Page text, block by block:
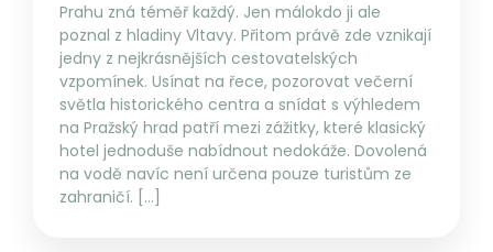
Prahu zná téměř každý. Jen málokdo ji ale
poznal z hladiny Vltavy. Přitom právě zde vznikají
jedny z nejkrásnějších cestovatelských
vzpomínek. Usínat na řece, pozorovat večerní
světla historického centra a snídat s výhledem
na Pražský hrad patří mezi zážitky, které klasický
hotel jednoduše nabídnout nedokáže. Dovolená
na vodě navíc není určena pouze turistům ze
zahraničí. […]